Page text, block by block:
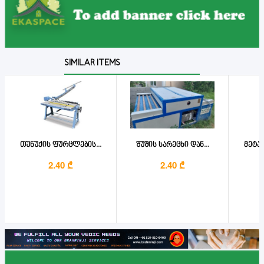
SIMILAR ITEMS
თუნუქის ფურცლების...
2.40 ₾
შუშის სარეცხი დან...
2.40 ₾